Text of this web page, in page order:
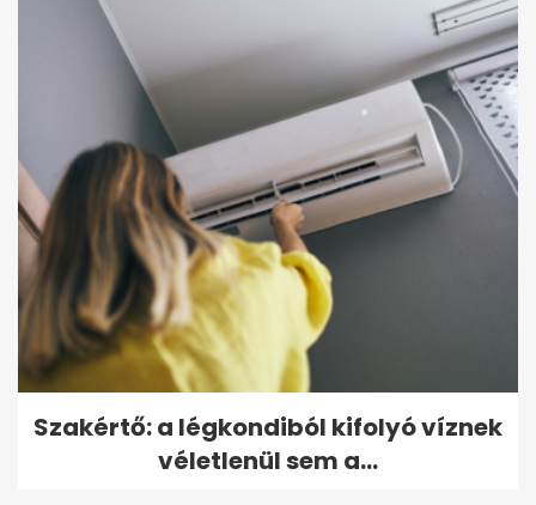
Szakértő: a légkondiból kifolyó víznek
véletlenül sem a...